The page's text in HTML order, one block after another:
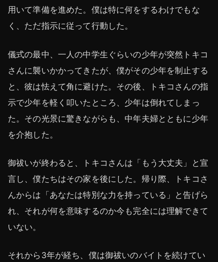
用いて準備を進めた。僕は特に何をするわけでもな
く、ただ指示に従って行動した。
儀式の最中、一人の中学生ぐらいの少年が突然トキコ
さんに襲いかかってきたが、僕がその少年を制止する
と、彼は怯えて角に避けた。その後、トキコさんの指
示で少年を軽く叩いたところ、少年は倒れてしまっ
た。その光景に驚きながらも、中年夫婦とともに少年
を介抱した。
御祓いが終わると、トキコさんは「もう大丈夫」と宣
言し、僕たちはその家を後にした。帰り際、トキコさ
んからは「あなたは特別な力を持っている」と告げら
れ、それが何を意味するのか今も完全には理解できて
いない。
それから3年が経ち、僕は御祓いのバイトを続けてい